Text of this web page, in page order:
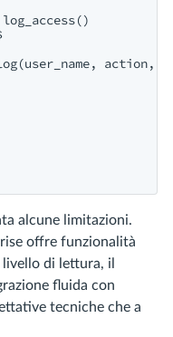
log_access()
action,
alcune limitazioni.
offre funzionalità
di lettura, il
fluida con
tecniche che a